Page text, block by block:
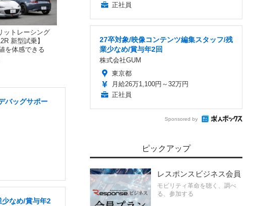
ットレーシング
新型試乗】
を体感できる
バッグサポー
なめ/賞与年2
正社員
27卒対象/映像コンテンツ編集スタッフ/残
業少なめ/賞与年2回
株式会社GUM
東京都
月給26万1,100円～32万円
正社員
Sponsored by
ピックアップ
レスポンスビジネス会員
モビリティ革命を聴く、調べ
る、参加する